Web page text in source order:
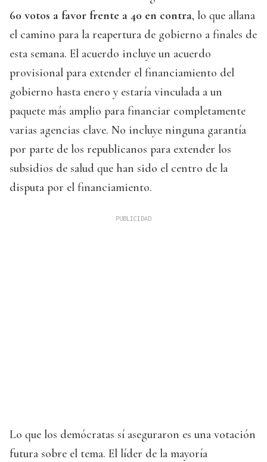
60 votos a favor frente a 40 en contra, lo que allana
el camino para la reapertura de gobierno a finales de
esta semana. El acuerdo incluye un acuerdo
provisional para extender el financiamiento del
gobierno hasta enero y estaría vinculada a un
paquete más amplio para financiar completamente
varias agencias clave. No incluye ninguna garantía
por parte de los republicanos para extender los
subsidios de salud que han sido el centro de la
disputa por el financiamiento.
Lo que los demócratas sí aseguraron es una votación
futura sobre el tema. El líder de la mayoría